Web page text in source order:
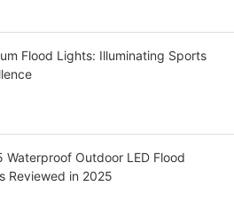
Flood Lights: Illuminating Sports
Waterproof Outdoor LED Flood
Reviewed in 2025